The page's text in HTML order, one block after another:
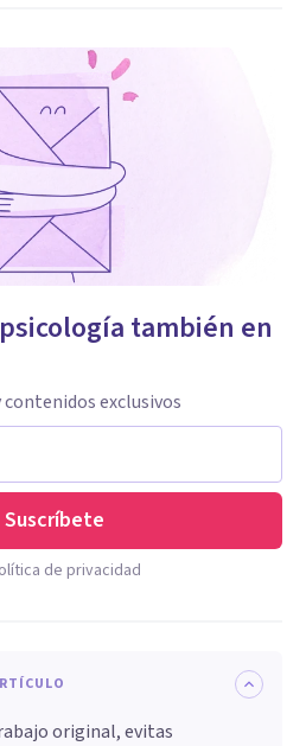
también en
exclusivos
Suscríbete
de privacidad
original, evitas